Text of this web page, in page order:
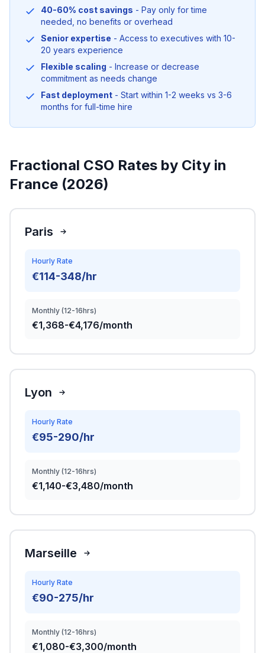
40-60% cost savings - Pay only for time
needed, no benefits or overhead
Senior expertise - Access to executives with 10-
20 years experience
Flexible scaling - Increase or decrease
commitment as needs change
Fast deployment - Start within 1-2 weeks vs 3-6
months for full-time hire
Fractional CSO Rates by City in
France (2026)
Paris
Hourly Rate
€114-348/hr
Monthly (12-16hrs)
€1,368-€4,176/month
Lyon
Hourly Rate
€95-290/hr
Monthly (12-16hrs)
€1,140-€3,480/month
Marseille
Hourly Rate
€90-275/hr
Monthly (12-16hrs)
€1,080-€3,300/month